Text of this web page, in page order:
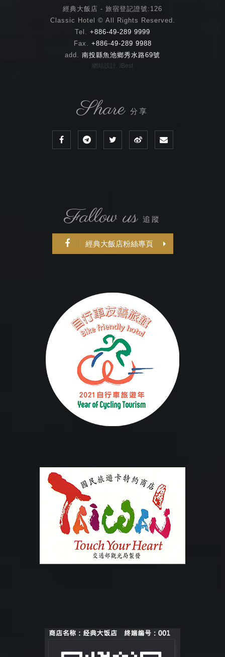
經典大飯店 - 旅宿登記證號:126
Classic Hotel © All Rights Reserved.
Tel. +886-49-289 9999
Fax. +886-49-289 9988
add. 南投縣魚池鄉秀水路69號
網站設計 ‧ iBest
Share 分享
Fallow us 追蹤
經典大飯店粉絲專頁